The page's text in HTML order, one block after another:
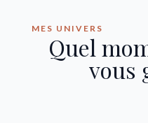
MES UNIVERS
Quel
vous